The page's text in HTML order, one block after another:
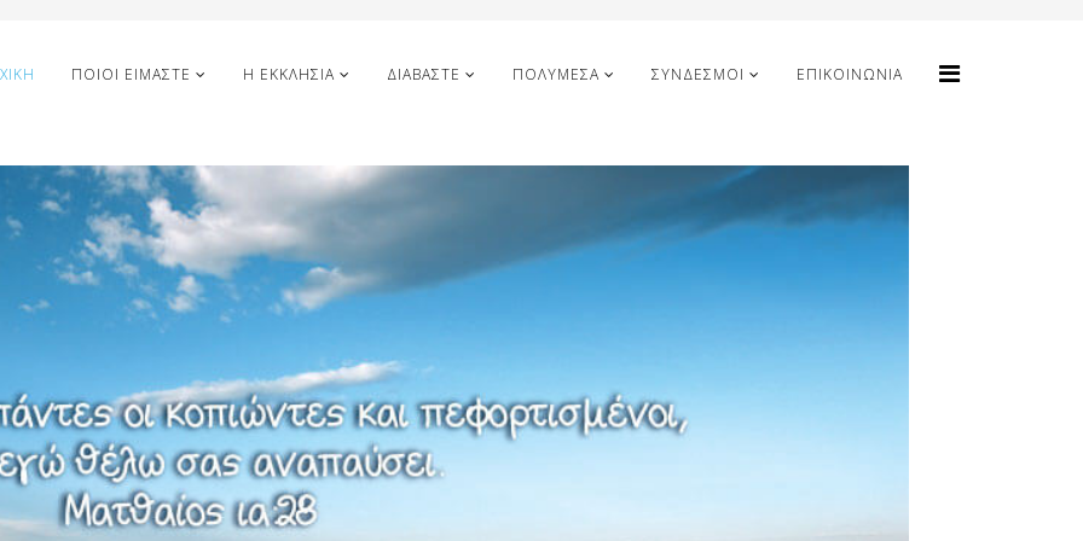
ΠΟΙΟΙ ΕΊΜΑΣΤΕ Η ΕΚΚΛΗΣΊΑ ΔΙΑΒΆΣΤΕ ΠΟΛΥΜΈΣΑ ΣΎΝΔΕΣΜΟΙ ΕΠΙΚΟΙΝΩΝΊΑ